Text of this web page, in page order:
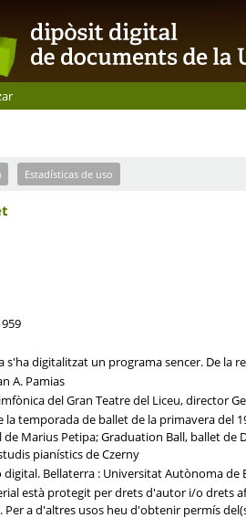
Estadísticas de uso
s'ha digitalitzat un programa sencer. De la
A. Pamias
del Gran Teatre del Liceu, director
la temporada de ballet de la primavera del
de Marius Petipa; Graduation Ball, ballet de
pianístics de Czerny
digital. Bellaterra : Universitat Autònoma de
està protegit per drets d'autor i/o drets
Per a d'altres usos heu d'obtenir permís